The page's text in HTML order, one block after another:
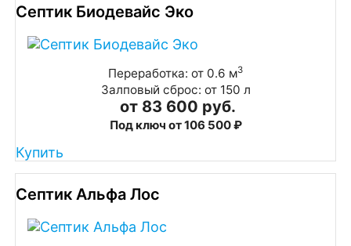
Септик Биодевайс Эко
Переработка: от 0.6 м3
Залповый сброс: от 150 л
от 83 600 руб.
Под ключ от 106 500 ₽
Купить
Септик Альфа Лос